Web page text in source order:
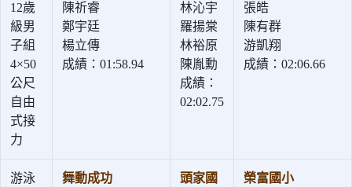
12歲
級男
子組
4×50
公尺
自由
式接
力
陳祈睿
鄭宇廷
楊立傳
成績：01:58.94
林沁宇
羅揚棠
林裕原
陳胤勳
成績：
02:02.75
張皓
陳有群
游凱翔
成績：02:06.66
游泳 舞動成功 頭家國 榮富國小